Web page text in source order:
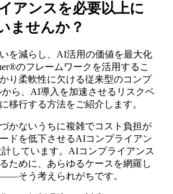
アンスを必要以上に
ませんか？
を減らし、AI活用の価値を最大化
のフレームワークを活用するこ
り柔軟性に欠ける従来型のコンプ
ら、AI導入を加速させるリスクベ
移行する方法をご紹介します。
かないうちに複雑でコスト負担が
ドを低下させるAIコンプライアン
しています。AIコンプライアンス
ために、あらゆるケースを網羅し
そう考えられがちです。